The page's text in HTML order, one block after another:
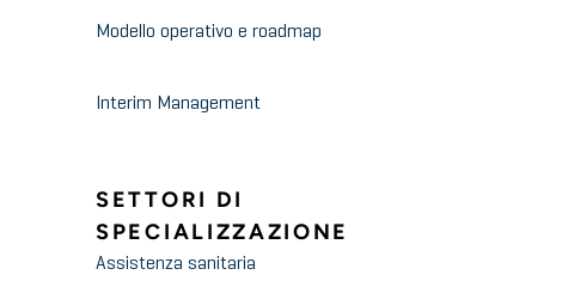
Modello operativo e roadmap
Interim Management
SETTORI DI
SPECIALIZZAZIONE
Assistenza sanitaria